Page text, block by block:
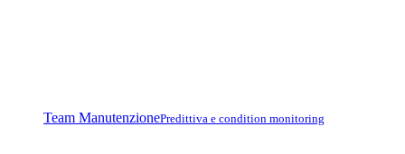
Team ManutenzionePredittiva e condition monitoring